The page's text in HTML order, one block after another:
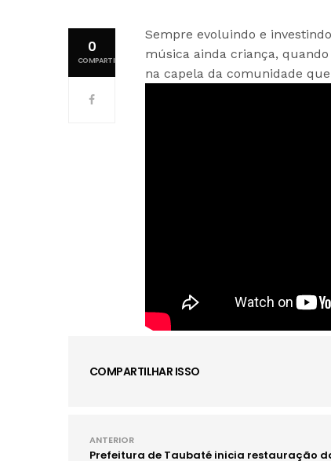
0
COMPARTILHAMENTOS
Sempre evoluindo e
música ainda criança,
na capela da comunidade
COMPARTILHAR ISSO
ANTERIOR
Prefeitura de Taubaté inicia restauração